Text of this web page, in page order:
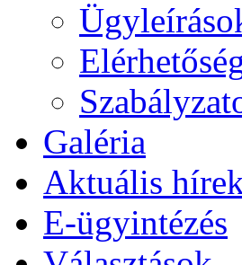
Galéria
Aktuális
E-ügyintézés